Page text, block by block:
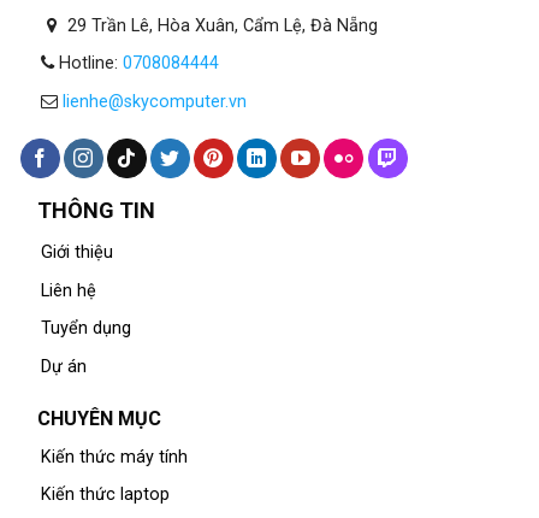
29 Trần Lê, Hòa Xuân, Cẩm Lệ, Đà Nẵng
Hotline: 0708084444
lienhe@skycomputer.vn
THÔNG TIN
Giới thiệu
Liên hệ
Tuyển dụng
Dự án
CHUYÊN MỤC
Kiến thức máy tính
Kiến thức laptop